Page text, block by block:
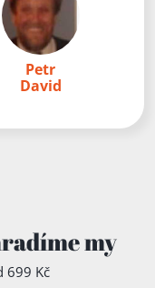
Petr
David
my
699 Kč